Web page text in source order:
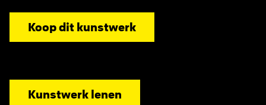
Koop dit kunstwerk
Kunstwerk lenen